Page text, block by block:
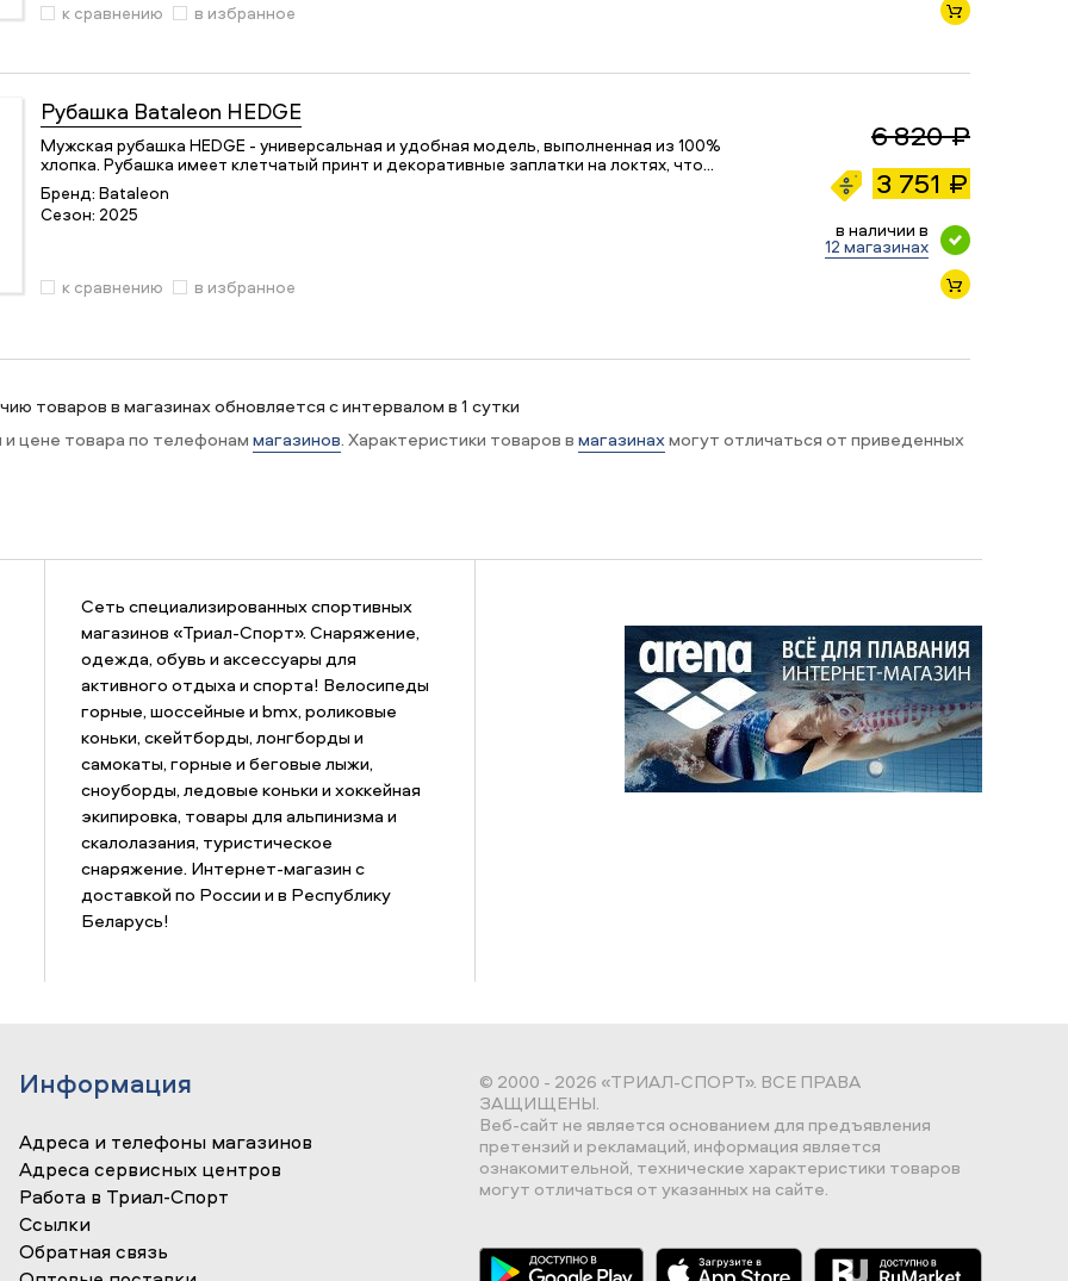
к сравнению
в избранное
Рубашка Bataleon HEDGE
Мужская рубашка HEDGE - универсальная и удобная модель, выполненная из 100%
хлопка. Рубашка имеет клетчатый принт и декоративные заплатки на локтях, что…
Бренд: Bataleon
Сезон: 2025
6 820 ₽
3 751 ₽
в наличии в
12 магазинах
к сравнению
в избранное
товаров в магазинах обновляется с интервалом в 1 сутки
и цене товара по телефонаммагазинов. Характеристики товаров вмагазинахмогут отличаться от приведенных
Сеть специализированных спортивных
магазинов «Триал-Спорт». Снаряжение,
одежда, обувь и аксессуары для
активного отдыха и спорта! Велосипеды
горные, шоссейные и bmx, роликовые
коньки, скейтборды, лонгборды и
самокаты, горные и беговые лыжи,
сноуборды, ледовые коньки и хоккейная
экипировка, товары для альпинизма и
скалолазания, туристическое
снаряжение. Интернет-магазин с
доставкой по России и в Республику
Беларусь!
Информация
Адреса и телефоны магазинов
Адреса сервисных центров
Работа в Триал-Спорт
Ссылки
Обратная связь
© 2000 - 2026 «ТРИАЛ-СПОРТ». ВСЕ ПРАВА
ЗАЩИЩЕНЫ.
Веб-сайт не является основанием для предъявления
претензий и рекламаций, информация является
ознакомительной, технические характеристики товаров
могут отличаться от указанных на сайте.